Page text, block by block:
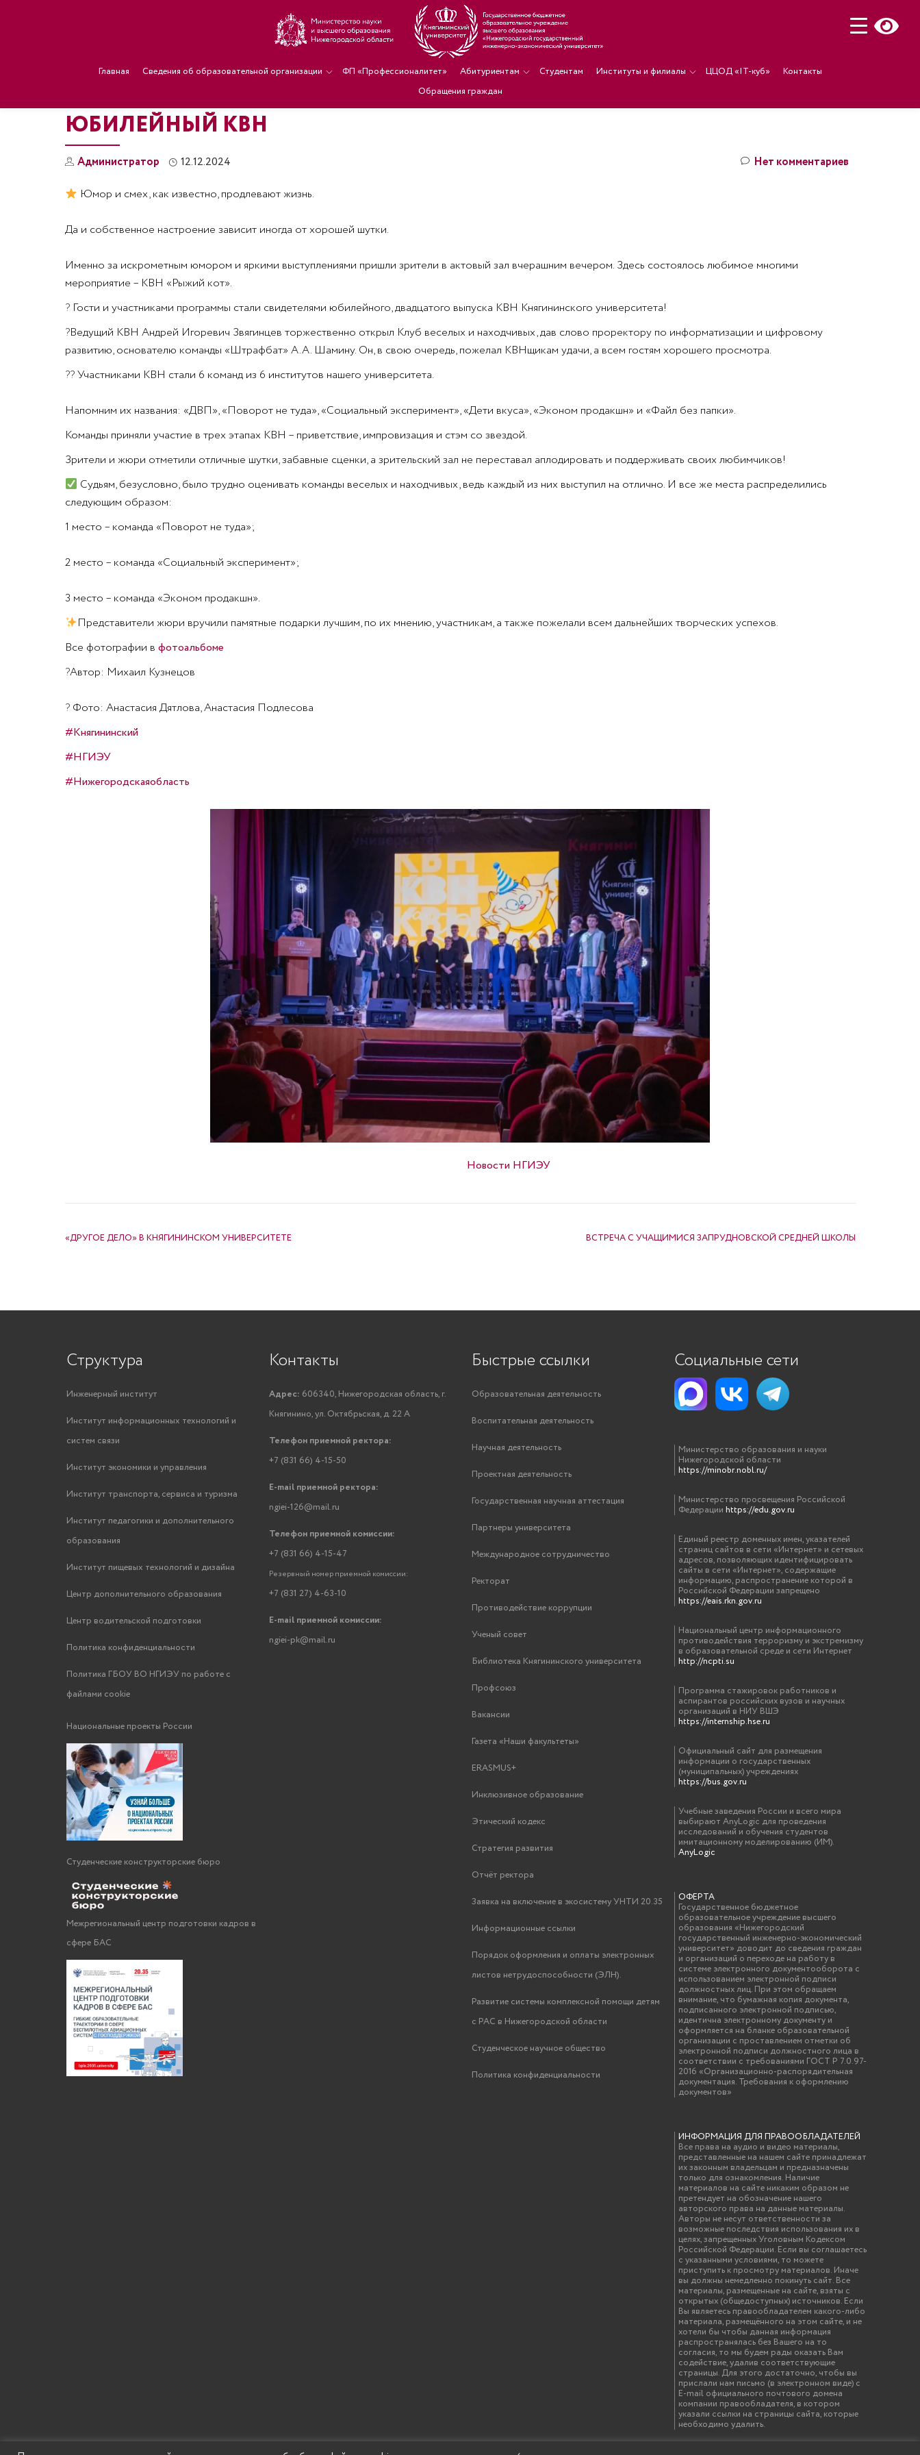
Главная Сведения об образовательной организации ФП «Профессионалитет» Абитуриентам Студентам Институты и филиалы ЦЦОД «IT-куб»
Контакты
Обращения граждан
ЮБИЛЕЙНЫЙ КВН
Администратор 12.12.2024 Нет комментариев
Юмор и смех, как известно, продлевают жизнь.
Да и собственное настроение зависит иногда от хорошей шутки.
Именно за искрометным юмором и яркими выступлениями пришли зрители в актовый зал вчерашним вечером. Здесь состоялось любимое многими
мероприятие – КВН «Рыжий кот».
?Гости и участниками программы стали свидетелями юбилейного, двадцатого выпуска КВН Княгининского университета!
?Ведущий КВН Андрей Игоревич Звягинцев торжественно открыл Клуб веселых и находчивых, дав слово проректору по информатизации и цифровому
развитию, основателю команды «Штрафбат» А.А. Шамину. Он, в свою очередь, пожелал КВНщикам удачи, а всем гостям хорошего просмотра.
??Участниками КВН стали 6 команд из 6 институтов нашего университета.
Напомним их названия: «ДВП», «Поворот не туда», «Социальный эксперимент», «Дети вкуса», «Эконом продакшн» и «Файл без папки».
Команды приняли участие в трех этапах КВН – приветствие, импровизация и стэм со звездой.
Зрители и жюри отметили отличные шутки, забавные сценки, а зрительский зал не переставал аплодировать и поддерживать своих любимчиков!
Судьям, безусловно, было трудно оценивать команды веселых и находчивых, ведь каждый из них выступил на отлично. И все же места распределились
следующим образом:
1 место – команда «Поворот не туда»;
2 место – команда «Социальный эксперимент»;
3 место – команда «Эконом продакшн».
Представители жюри вручили памятные подарки лучшим, по их мнению, участникам, а также пожелали всем дальнейших творческих успехов.
Все фотографии в фотоальбоме
?Автор: Михаил Кузнецов
?Фото: Анастасия Дятлова, Анастасия Подлесова
#Княгининский
#НГИЭУ
#Нижегородскаяобласть
Новости НГИЭУ
«ДРУГОЕ ДЕЛО» В КНЯГИНИНСКОМ УНИВЕРСИТЕТЕ ВСТРЕЧА С УЧАЩИМИСЯ ЗАПРУДНОВСКОЙ СРЕДНЕЙ ШКОЛЫ
Структура
Инженерный институт
Институт информационных технологий и
систем связи
Институт экономики и управления
Институт транспорта, сервиса и туризма
Институт педагогики и дополнительного
образования
Институт пищевых технологий и дизайна
Центр дополнительного образования
Центр водительской подготовки
Политика конфиденциальности
Политика ГБОУ ВО НГИЭУ по работе с
файлами cookie
Национальные проекты России
Студенческие конструкторские бюро
Межрегиональный центр подготовки кадров в
сфере БАС
Контакты
Адрес: 606340, Нижегородская область, г.
Княгинино, ул. Октябрьская, д. 22 А
Телефон приемной ректора:
+7 (831 66) 4-15-50
E-mail приемной ректора:
ngiei-126@mail.ru
Телефон приемной комиссии:
+7 (831 66) 4-15-47
Резервный номер приемной комиссии:
+7 (831 27) 4-63-10
E-mail приемной комиссии:
ngiei-pk@mail.ru
Быстрые ссылки
Образовательная деятельность
Воспитательная деятельность
Научная деятельность
Проектная деятельность
Государственная научная аттестация
Партнеры университета
Международное сотрудничество
Ректорат
Противодействие коррупции
Ученый совет
Библиотека Княгининского университета
Профсоюз
Вакансии
Газета «Наши факультеты»
ERASMUS+
Инклюзивное образование
Этический кодекс
Стратегия развития
Отчёт ректора
Заявка на включение в экосистему УНТИ 20.35
Информационные ссылки
Порядок оформления и оплаты электронных
листов нетрудоспособности (ЭЛН).
Развитие системы комплексной помощи детям
с РАС в Нижегородской области
Студенческое научное общество
Политика конфиденциальности
Социальные сети
Министерство образования и науки
Нижегородской области
https://minobr.nobl.ru/
Министерство просвещения Российской
Федерации https://edu.gov.ru
Единый реестр доменных имен, указателей
страниц сайтов в сети «Интернет» и сетевых
адресов, позволяющих идентифицировать
сайты в сети «Интернет», содержащие
информацию, распространение которой в
Российской Федерации запрещено
https://eais.rkn.gov.ru
Национальный центр информационного
противодействия терроризму и экстремизму
в образовательной среде и сети Интернет
http://ncpti.su
Программа стажировок работников и
аспирантов российских вузов и научных
организаций в НИУ ВШЭ
https://internship.hse.ru
Официальный сайт для размещения
информации о государственных
(муниципальных) учреждениях
https://bus.gov.ru
Учебные заведения России и всего мира
выбирают AnyLogic для проведения
исследований и обучения студентов
имитационному моделированию (ИМ).
AnyLogic
ОФЕРТА
Государственное бюджетное
образовательное учреждение высшего
образования «Нижегородский
государственный инженерно-экономический
университет» доводит до сведения граждан
и организаций о переходе на работу в
системе электронного документооборота с
использованием электронной подписи
должностных лиц. При этом обращаем
внимание, что бумажная копия документа,
подписанного электронной подписью,
идентична электронному документу и
оформляется на бланке образовательной
организации с проставлением отметки об
электронной подписи должностного лица в
соответствии с требованиями ГОСТ Р 7.0.97-
2016 «Организационно-распорядительная
документация. Требования к оформлению
документов»
ИНФОРМАЦИЯ ДЛЯ ПРАВООБЛАДАТЕЛЕЙ
Все права на аудио и видео материалы,
представленные на нашем сайте принадлежат
их законным владельцам и предназначены
только для ознакомления. Наличие
материалов на сайте никаким образом не
претендует на обозначение нашего
авторского права на данные материалы.
Авторы не несут ответственности за
возможные последствия использования их в
целях, запрещенных Уголовным Кодексом
Российской Федерации. Если вы соглашаетесь
с указанными условиями, то можете
приступить к просмотру материалов. Иначе
вы должны немедленно покинуть сайт. Все
материалы, размещенные на сайте, взяты с
открытых (общедоступных) источников. Если
Вы являетесь правообладателем какого-либо
материала, размещённого на этом сайте, и не
хотели бы чтобы данная информация
распространялась без Вашего на то
согласия, то мы будем рады оказать Вам
содействие, удалив соответствующие
страницы. Для этого достаточно, чтобы вы
прислали нам письмо (в электронном виде) с
E-mail официального почтового домена
компании правообладателя, в котором
указали ссылки на страницы сайта, которые
необходимо удалить.